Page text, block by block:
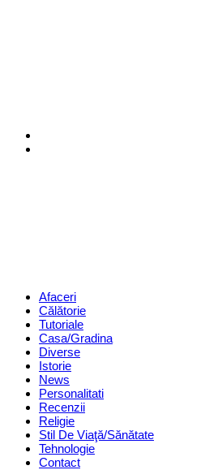
Menu Afaceri
Călătorie
Tutoriale
Casa/Gradina
Diverse
Istorie
News
Personalitati
Recenzii
Religie
Stil De Viaţă/Sănătate
Tehnologie
Contact